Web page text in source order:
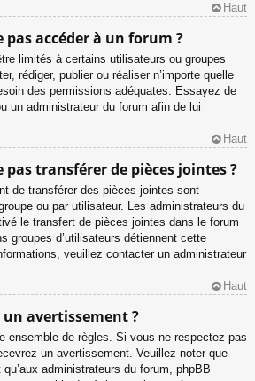
Haut
accéder à un forum ?
limités à certains utilisateurs ou groupes
rédiger, publier ou réaliser n’importe quelle
des permissions adéquates. Essayez de
un administrateur du forum afin de lui
Haut
pas transférer de pièces jointes ?
de transférer des pièces jointes sont
ou par utilisateur. Les administrateurs du
le transfert de pièces jointes dans le forum
groupes d’utilisateurs détiennent cette
veuillez contacter un administrateur
Haut
avertissement ?
ensemble de règles. Si vous ne respectez pas
un avertissement. Veuillez noter que
administrateurs du forum, phpBB